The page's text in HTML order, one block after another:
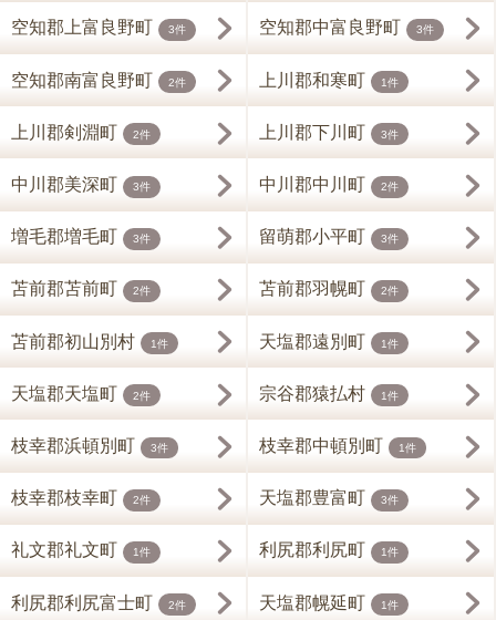
空知郡上富良野町 3件 空知郡中富良野町 3件
空知郡南富良野町 2件 上川郡和寒町 1件
上川郡剣淵町 2件 上川郡下川町 3件
中川郡美深町 3件 中川郡中川町 2件
増毛郡増毛町 3件 留萌郡小平町 3件
苫前郡苫前町 2件 苫前郡羽幌町 2件
苫前郡初山別村 1件 天塩郡遠別町 1件
天塩郡天塩町 2件 宗谷郡猿払村 1件
枝幸郡浜頓別町 3件 枝幸郡中頓別町 1件
枝幸郡枝幸町 2件 天塩郡豊富町 3件
礼文郡礼文町 1件 利尻郡利尻町 1件
利尻郡利尻富士町 2件 天塩郡幌延町 1件